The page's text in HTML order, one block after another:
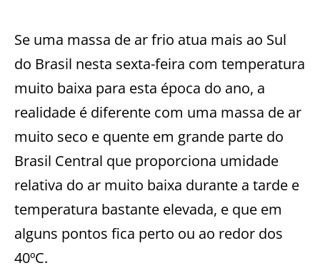
Se uma massa de ar frio atua mais ao Sul
do Brasil nesta sexta-feira com temperatura
muito baixa para esta época do ano, a
realidade é diferente com uma massa de ar
muito seco e quente em grande parte do
Brasil Central que proporciona umidade
relativa do ar muito baixa durante a tarde e
temperatura bastante elevada, e que em
alguns pontos fica perto ou ao redor dos
40ºC.